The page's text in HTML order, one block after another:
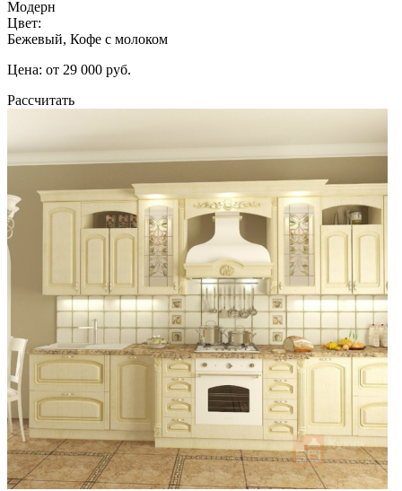
Модерн
Цвет:
Бежевый, Кофе с молоком
Цена: от 29 000 руб.
Рассчитать